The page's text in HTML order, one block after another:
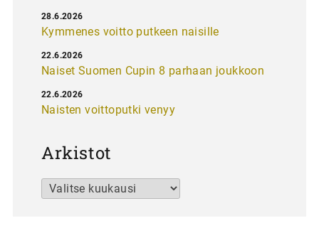
Kymmenes voitto putkeen naisille
28.6.2026
Naiset Suomen Cupin 8 parhaan joukkoon
22.6.2026
Naisten voittoputki venyy
22.6.2026
Arkistot
Arkistot